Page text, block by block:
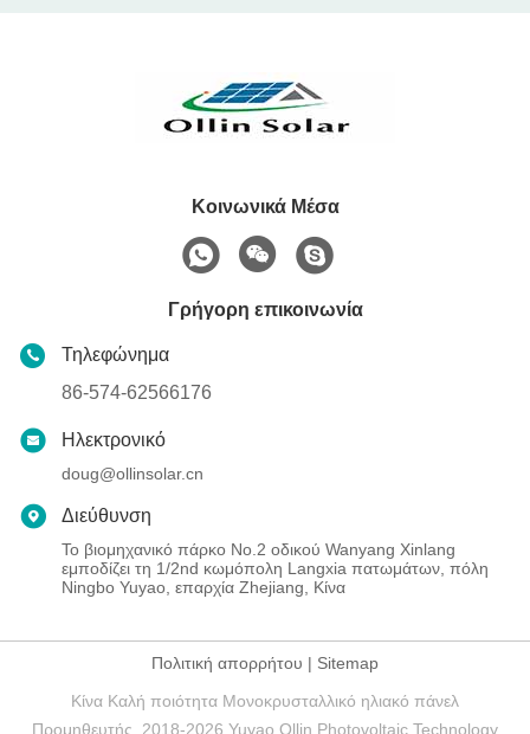
Κοινωνικά Μέσα
Γρήγορη επικοινωνία
Τηλεφώνημα
86-574-62566176
Ηλεκτρονικό
doug@ollinsolar.cn
Διεύθυνση
Το βιομηχανικό πάρκο No.2 οδικού Wanyang Xinlang
εμποδίζει τη 1/2nd κωμόπολη Langxia πατωμάτων, πόλη
Ningbo Yuyao, επαρχία Zhejiang, Κίνα
Πολιτική απορρήτου | Sitemap
Κίνα Καλή ποιότητα Μονοκρυσταλλικό ηλιακό πάνελ
Προμηθευτής. 2018-2026 Yuyao Ollin Photovoltaic Technology